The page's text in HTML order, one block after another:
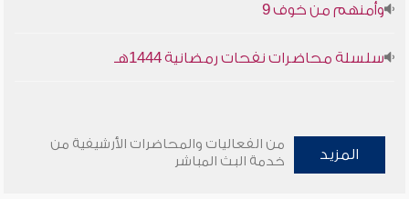
وأمنهم من خوف 9
سلسلة محاضرات نفحات رمضانية 1444هـ
المزيد
من الفعاليات والمحاضرات الأرشيفية من
خدمة البث المباشر